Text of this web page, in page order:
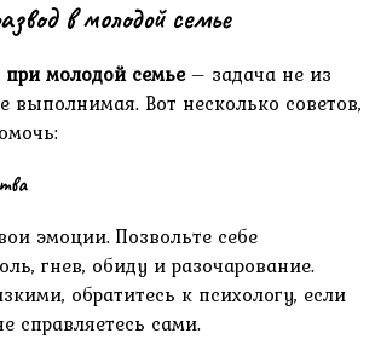
в молодой семье
при молодой семье– задача не из
выполнимая. Вот несколько советов,
эмоции. Позвольте себе
гнев, обиду и разочарование.
обратитесь к психологу, если
справляетесь сами.